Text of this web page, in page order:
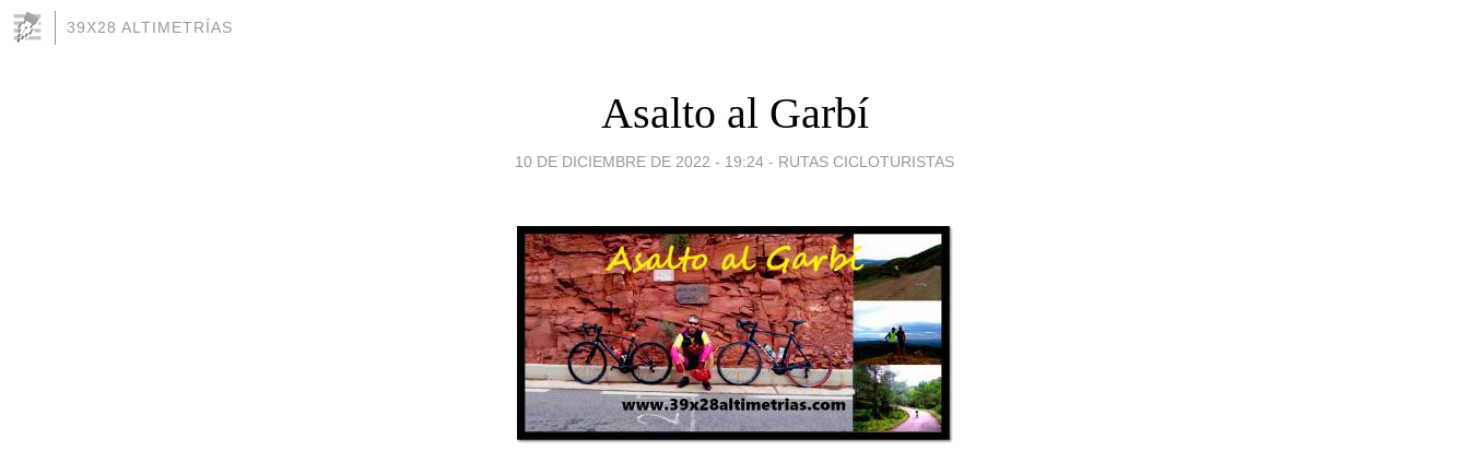
39X28 ALTIMETRÍAS
Asalto al Garbí
10 DE DICIEMBRE DE 2022 - 19:24 - RUTAS CICLOTURISTAS